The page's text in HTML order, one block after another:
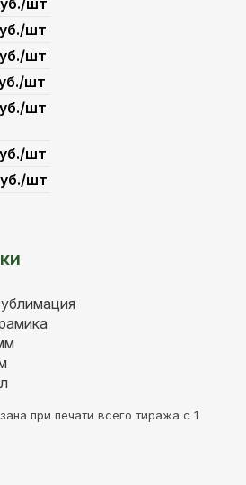
шт
шт
шт
шт
шт
шт
шт
при печати всего тиража с 1